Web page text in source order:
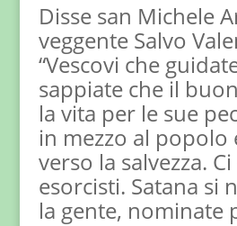
Disse san Michele
veggente Salvo
“Vescovi che
sappiate che il
la vita per le sue
in mezzo al popolo
verso la salvezza.
esorcisti. Satana si
la gente, nominate